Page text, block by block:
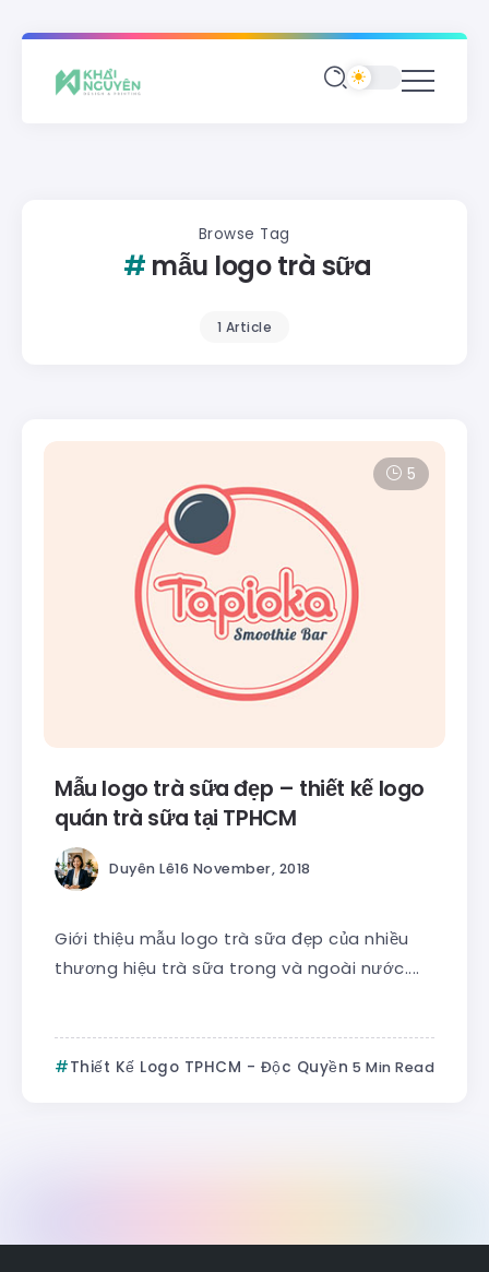
Browse Tag
mẫu logo trà sữa
1 Article
5
Mẫu logo trà sữa đẹp – thiết kế logo
quán trà sữa tại TPHCM
Duyên Lê16 November, 2018
Giới thiệu mẫu logo trà sữa đẹp của nhiều
thương hiệu trà sữa trong và ngoài nước....
Thiết Kế Logo TPHCM - Độc Quyền 5 Min Read